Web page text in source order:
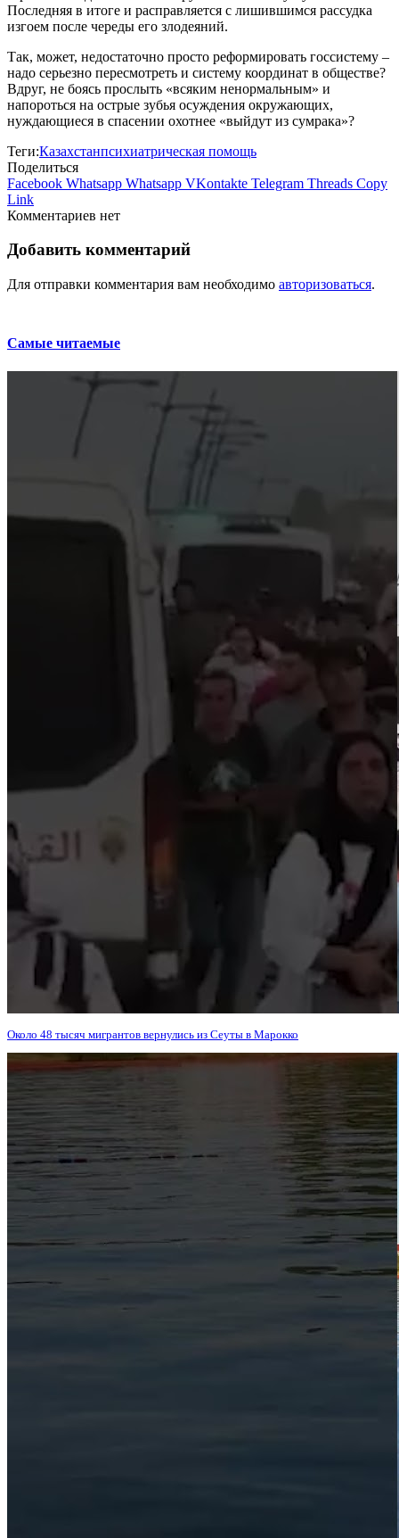
Последняя в итоге и расправляется с лишившимся рассудка
изгоем после череды его злодеяний.
Так, может, недостаточно просто реформировать госсистему –
надо серьезно пересмотреть и систему координат в обществе?
Вдруг, не боясь прослыть «всяким ненормальным» и
напороться на острые зубья осуждения окружающих,
нуждающиеся в спасении охотнее «выйдут из сумрака»?
Теги:Казахстанпсихиатрическая помощь
Поделиться
Facebook Whatsapp Whatsapp VKontakte Telegram Threads Copy
Link
Комментариев нет
Добавить комментарий
Для отправки комментария вам необходимо авторизоваться.
Самые читаемые
Около 48 тысяч мигрантов вернулись из Сеуты в Марокко